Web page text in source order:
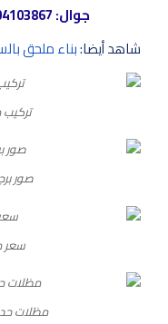
جوال:
شاهد أيضا:بناء ملحق
صور
سعر
مظلات